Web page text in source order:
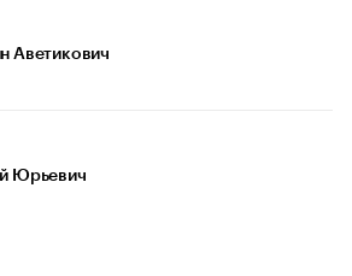
Аветикович
Юрьевич